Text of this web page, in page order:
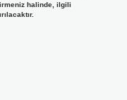
halinde, ilgili